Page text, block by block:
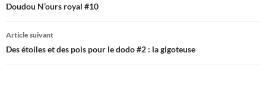
des
articles
Doudou N’ours royal #10
Article suivant
Des étoiles et des pois pour le dodo #2 : la gigoteuse